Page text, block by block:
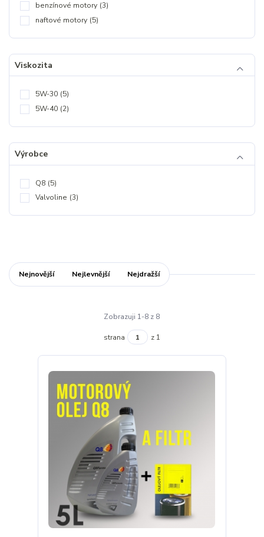
benzínové motory (3)
naftové motory (5)
Viskozita
5W-30 (5)
5W-40 (2)
Výrobce
Q8 (5)
Valvoline (3)
Nejnovější Nejlevnější Nejdražší
Zobrazuji 1-8 z 8
strana z 1